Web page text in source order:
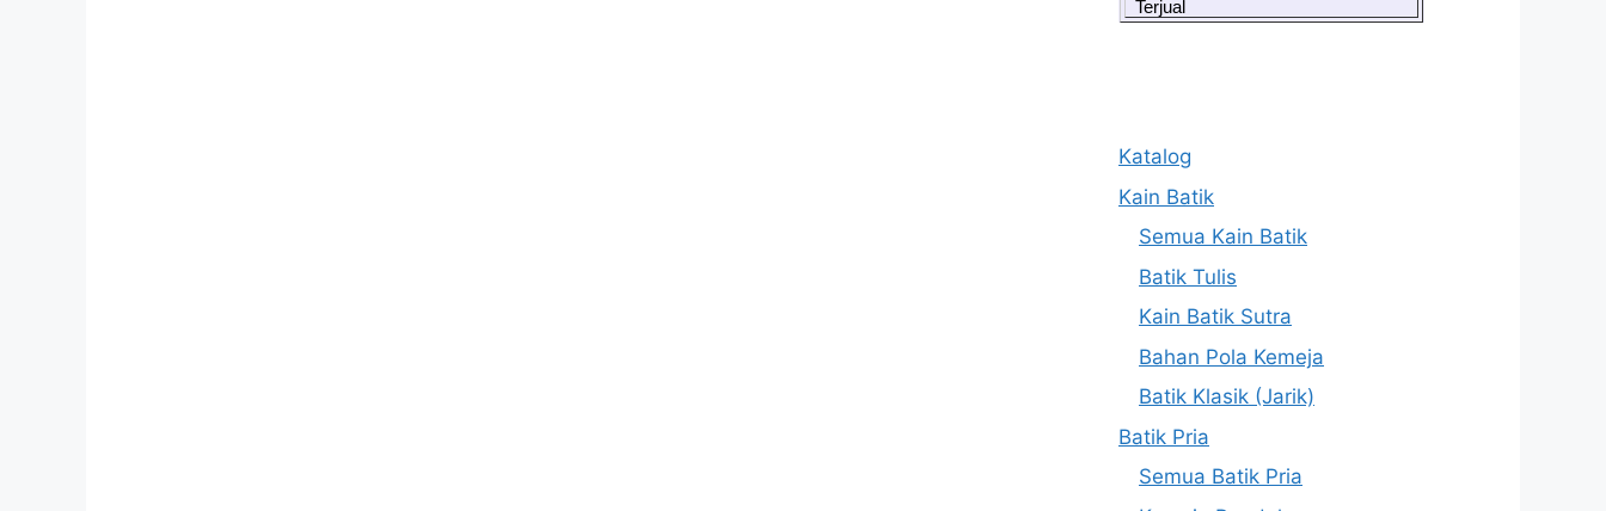
Terjual
Katalog
Kain Batik
Semua Kain Batik
Batik Tulis
Kain Batik Sutra
Bahan Pola Kemeja
Batik Klasik (Jarik)
Batik Pria
Semua Batik Pria